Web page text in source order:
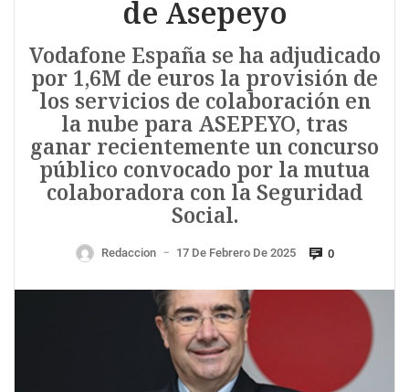
de Asepeyo
Vodafone España se ha adjudicado
por 1,6M de euros la provisión de
los servicios de colaboración en
la nube para ASEPEYO, tras
ganar recientemente un concurso
público convocado por la mutua
colaboradora con la Seguridad
Social.
Redaccion — 17 De Febrero De 2025 0